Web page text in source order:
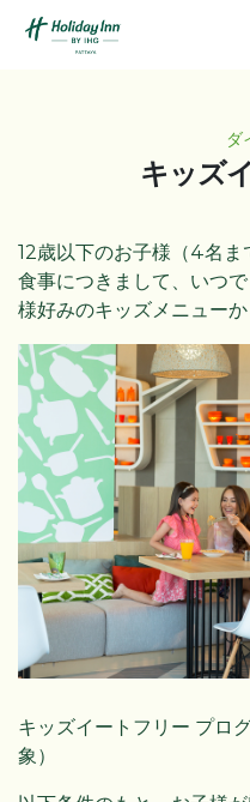
ダ
キッズ
12歳以下のお子様（4名
食事につきまして、いつ
様好みのキッズメニューか
キッズイートフリー プロ
象）